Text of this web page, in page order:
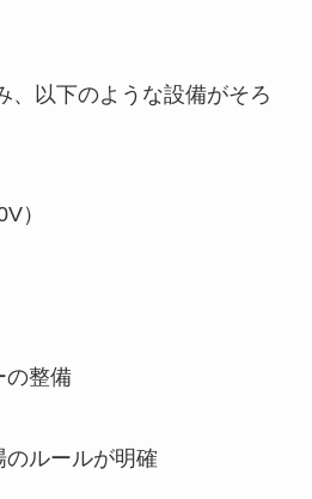
、以下のような設備がそろ
）
の整備
のルールが明確